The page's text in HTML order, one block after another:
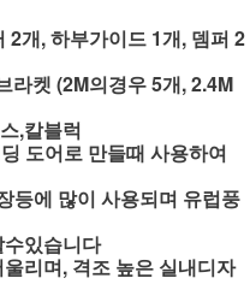
개, 하부가이드 1개, 뎀퍼 2
켓 (2M의경우 5개, 2.4M
,칼블럭
도어로 만들때 사용하여
등에 많이 사용되며 유럽풍
있습니다
울리며, 격조 높은 실내디자